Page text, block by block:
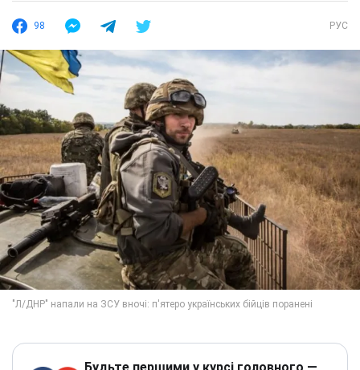
98 РУС
Будьте першими у курсі головного —